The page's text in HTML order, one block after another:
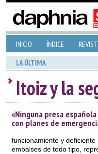
INICIO ÍNDICE
LA ÚLTIMA
Itoiz y la
«Ninguna presa
con planes de
funcionamiento y
embalses de todo tipo,